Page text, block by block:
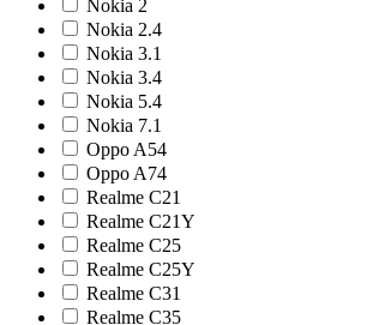
Nokia 2
Nokia 2.4
Nokia 3.1
Nokia 3.4
Nokia 5.4
Nokia 7.1
Oppo A54
Oppo A74
Realme C21
Realme C21Y
Realme C25
Realme C25Y
Realme C31
Realme C35